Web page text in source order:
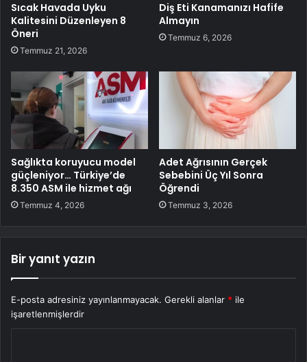
Sıcak Havada Uyku
Kalitesini Düzenleyen 8
Öneri
Temmuz 21, 2026
Diş Eti Kanamanızı Hafife
Almayın
Temmuz 6, 2026
Sağlıkta koruyucu model
güçleniyor… Türkiye’de
8.350 ASM ile hizmet ağı
Temmuz 4, 2026
Adet Ağrısının Gerçek
Sebebini Üç Yıl Sonra
Öğrendi
Temmuz 3, 2026
Bir yanıt yazın
E-posta adresiniz yayınlanmayacak. Gerekli alanlar * ile
işaretlenmişlerdir